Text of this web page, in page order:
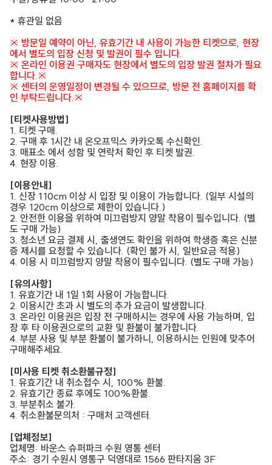
* 휴관일 없음
※ 방문일 예약이 아닌, 유효기간 내 사용이 가능한 티켓으로, 현장
에서 별도의 입장 신청 및 발권이 필수 입니다.
※ 온라인 이용권 구매자도 현장에서 별도의 입장 발권 절차가 필요
합니다.※
※ 센터의 운영일정이 변경될 수 있으므로, 방문 전 홈페이지를 확
인 부탁드립니다.※
[티켓사용방법]
1. 티켓 구매.
2. 구매 후 1시간 내 온오프믹스 카카오톡 수신확인.
3. 매표소 에서 성함 및 연락처 확인 후 티켓 발권.
4. 현장 이용.
[이용안내]
1. 신장 110cm 이상 시 입장 및 이용이 가능합니다. (일부 시설의
경우 120cm 이상으로 제한이 있습니다.)
2. 안전한 이용을 위하여 미끄럼방지 양말 착용이 필수입니다. (별
도 구매 가능)
3. 청소년 요금 결제 시, 출생연도 확인을 위하여 학생증 혹은 신분
증 제시를 요청할 수 있습니다. (확인 불가 시, 일반요금 적용)
4. 이용 시 미끄럼방지 양말 착용이 필수입니다. (별도 구매 가능)
[유의사항]
1. 유효기간 내 1일 1회 사용이 가능합니다.
2. 이용시간 초과 시 별도의 추가 요금이 발생합니다.
3. 온라인 이용권은 입장 전 구매하시는 경우에 사용 가능하며, 입
장 후 타 이용권으로의 교환 및 환불이 불가합니다.
4. 부분 사용 및 부분 환불이 불가하니, 이용하시는 인원에 맞추어
구매해주세요.
[미사용 티켓 취소환불규정]
1. 유효기간 내 취소접수 시, 100% 환불.
2. 유효기간 종료 후에도 100%환불.
3. 부분취소 불가.
4. 취소환불문의처 : 구매처 고객센터.
[업체정보]
업체명: 바운스 슈퍼파크 수원 영통 센터
주소: 경기 수원시 영통구 덕영대로 1566 판타지움 3F